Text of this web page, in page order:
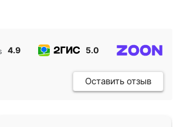
4.9 5.0
Оставить отзыв